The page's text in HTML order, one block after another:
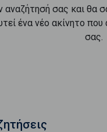
αναζήτησή σας και θα
ένα νέο ακίνητο
σας.